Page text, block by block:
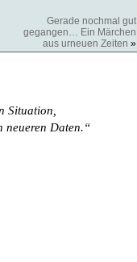
Gerade nochmal gut
gegangen… Ein Märchen
aus urneuen Zeiten »
Situation,
neueren Daten.“